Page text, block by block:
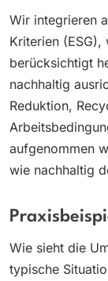
Wir integrieren
Kriterien
berücksichtigt
nachhaltig
Reduktion,
aufgenommen
wie nachhaltig
Wie sieht die
typische